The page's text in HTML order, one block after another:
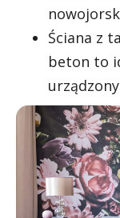
Ściana z
beton to